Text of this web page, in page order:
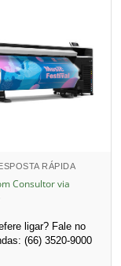
RÁPIDA
Consultor via
ligar? Fale no
(66) 3520-9000